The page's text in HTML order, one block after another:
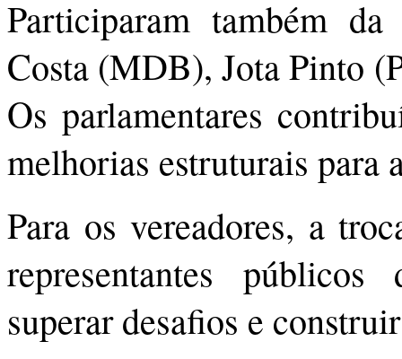
Participaram também
Costa (MDB), Jota Pinto
Os parlamentares
melhorias estruturais para
Para os vereadores, a
representantes
superar desafios e